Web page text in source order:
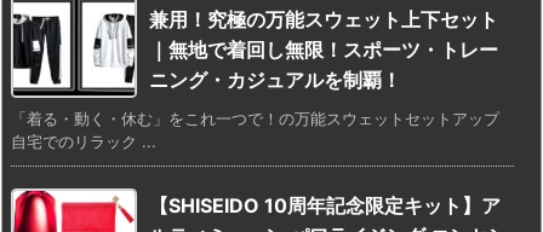
兼用！究極の万能スウェット上下セット
｜無地で着回し無限！スポーツ・トレー
ニング・カジュアルを制覇！
「着る・動く・休む」をこれ一つで！の万能スウェットセットアップ
自宅でのリラック ...
【SHISEIDO 10周年記念限定キット】ア